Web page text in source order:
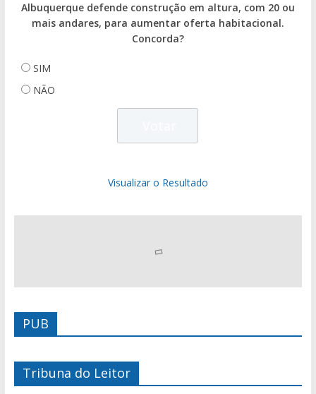
Albuquerque defende construção em altura, com 20 ou
mais andares, para aumentar oferta habitacional.
Concorda?
SIM
NÃO
Visualizar o Resultado
PUB
Tribuna do Leitor